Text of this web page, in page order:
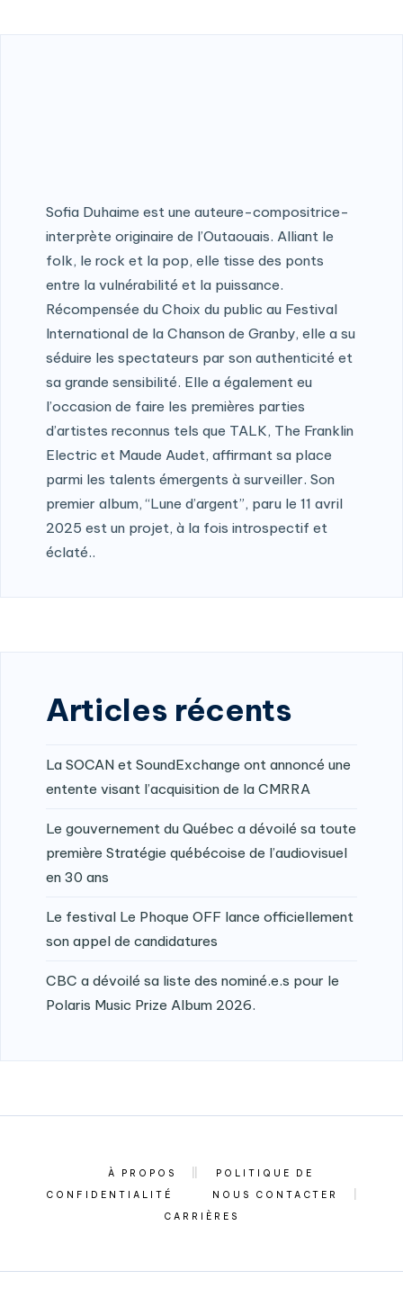
Sofia Duhaime est une auteure-compositrice-
interprète originaire de l’Outaouais. Alliant le
folk, le rock et la pop, elle tisse des ponts
entre la vulnérabilité et la puissance.
Récompensée du Choix du public au Festival
International de la Chanson de Granby, elle a su
séduire les spectateurs par son authenticité et
sa grande sensibilité. Elle a également eu
l’occasion de faire les premières parties
d’artistes reconnus tels que TALK, The Franklin
Electric et Maude Audet, affirmant sa place
parmi les talents émergents à surveiller. Son
premier album, “Lune d’argent”, paru le 11 avril
2025 est un projet, à la fois introspectif et
éclaté..
Articles récents
La SOCAN et SoundExchange ont annoncé une
entente visant l’acquisition de la CMRRA
Le gouvernement du Québec a dévoilé sa toute
première Stratégie québécoise de l’audiovisuel
en 30 ans
Le festival Le Phoque OFF lance officiellement
son appel de candidatures
CBC a dévoilé sa liste des nominé.e.s pour le
Polaris Music Prize Album 2026.
À PROPOS
POLITIQUE DE
CONFIDENTIALITÉ
NOUS CONTACTER
CARRIÈRES